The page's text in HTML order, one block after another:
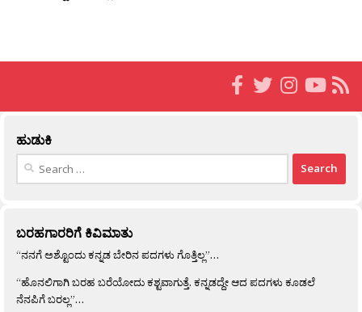
ಹುಡುಕಿ
Search
ಬರಹಗಾರರಿಗೆ ಕಿವಿಮಾತು
“ನನಗೆ ಅಶ್ಟೊಂದು ಕನ್ನಡ ಬೇರಿನ ಪದಗಳು ಗೊತ್ತಿಲ್ಲ”…
“ಹೊನಲಿಗಾಗಿ ಬರಹ ಬರೆಯೋದು ಕಶ್ಟವಾಗುತ್ತೆ. ಕನ್ನಡದ್ದೇ ಆದ ಪದಗಳು ಕೂಡಲೆ
ನೆನಪಿಗೆ ಬರಲ್ಲ”…